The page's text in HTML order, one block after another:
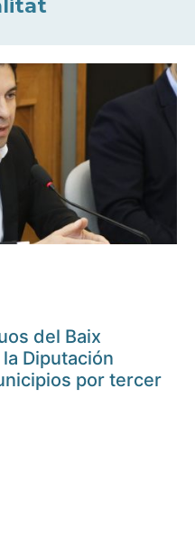
del Baix
Diputación
por tercer